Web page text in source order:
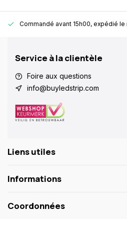
Commandé avant 15h00, expédié
Service à la clientèle
Foire aux questions
info@buyledstrip.com
Liens utiles
Informations
Coordonnées